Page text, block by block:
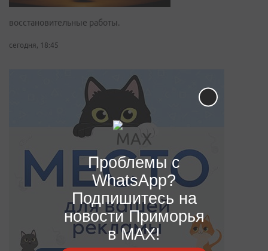
восстановительные работы.
сегодня, 18:45
Проблемы с
WhatsApp?
Подпишитесь на
новости Приморья
в MAX!